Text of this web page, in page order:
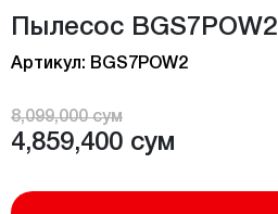
Пылесос BGS7POW2
Артикул: BGS7POW2
8,099,000 сум
4,859,400 сум